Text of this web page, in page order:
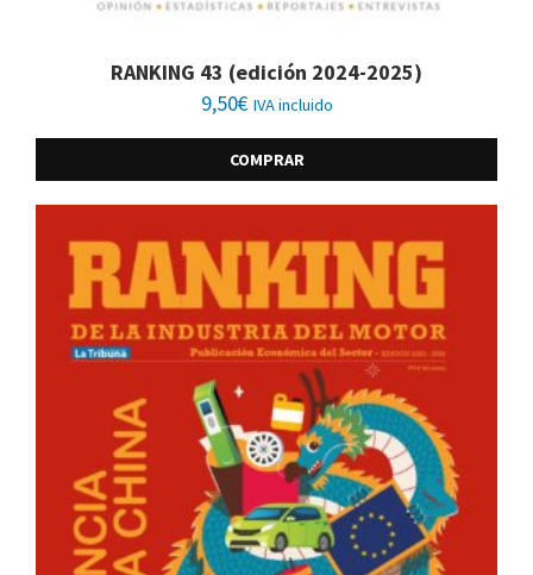
RANKING 43 (edición 2024-2025)
9,50€ IVA incluido
COMPRAR